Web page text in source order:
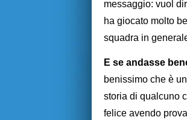
messaggio: vuol
ha giocato molto
squadra in
E se andasse
benissimo che è
storia di qualcuno
felice avendo